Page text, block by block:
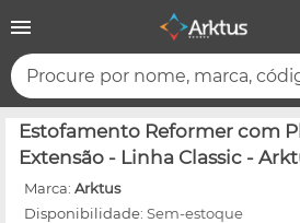
Procure por nome, marca,
Estofamento Reformer com
Extensão - Linha Classic -
Marca: Arktus
Disponibilidade: Sem-estoque